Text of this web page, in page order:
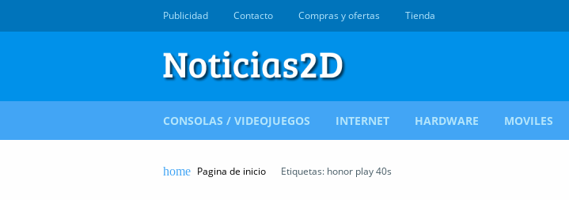
Publicidad Contacto Compras y ofertas Tienda
CONSOLAS / VIDEOJUEGOS INTERNET HARDWARE MOVILES
Pagina de inicio Etiquetas: honor play 40s